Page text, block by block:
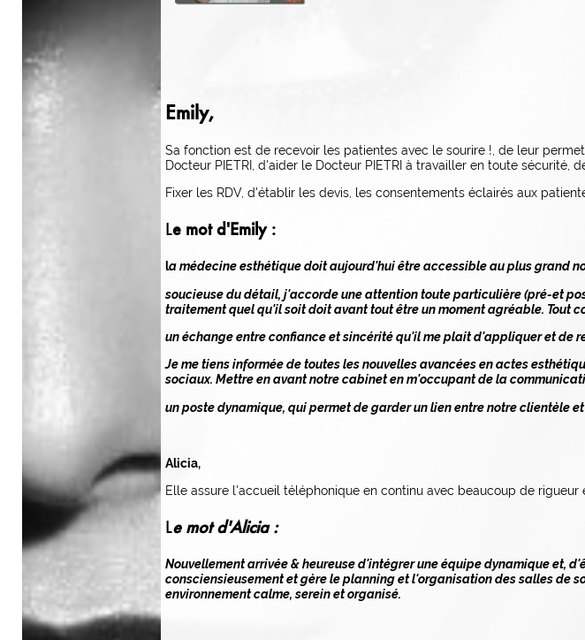
Emily,
Sa fonction est de recevoir les patientes avec le sourire !, de leur
Docteur PIETRI, d'aider le Docteur PIETRI à travailler en toute
Fixer les RDV, d'établir les devis, les consentements éclairés aux
Le mot d'Emily :
la médecine esthétique doit aujourd'hui être accessible au plus grand
soucieuse du détail, j'accorde une attention toute particulière (pré-et
traitement quel qu'il soit doit avant tout être un moment agréable. Tout
un échange entre confiance et sincérité qu'il me plait d'appliquer et de
Je me tiens informée de toutes les nouvelles avancées en actes
sociaux. Mettre en avant notre cabinet en m'occupant de la
un poste dynamique, qui permet de garder un lien entre notre clientèle
Alicia,
Elle assure l'accueil téléphonique en continu avec beaucoup de rigueur
Le mot d'Alicia :
Nouvellement arrivée & heureuse d'intégrer une équipe dynamique et,
consciensieusement et gère le planning et l'organisation des salles de
environnement calme, serein et organisé.